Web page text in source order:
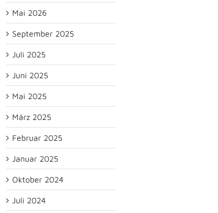
Mai 2026
September 2025
Juli 2025
Juni 2025
Mai 2025
März 2025
Februar 2025
Januar 2025
Oktober 2024
Juli 2024